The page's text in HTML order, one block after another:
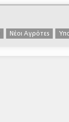
Νέοι Αγρότες